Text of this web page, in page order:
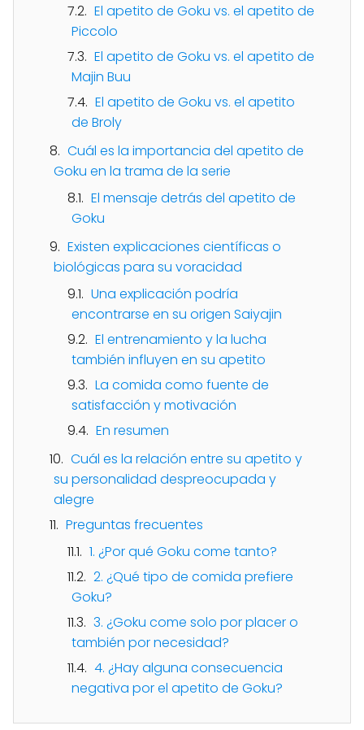
El apetito de Goku vs. el apetito de
Piccolo
El apetito de Goku vs. el apetito de
Majin Buu
El apetito de Goku vs. el apetito
de Broly
Cuál es la importancia del apetito de
Goku en la trama de la serie
El mensaje detrás del apetito de
Goku
Existen explicaciones científicas o
biológicas para su voracidad
Una explicación podría
encontrarse en su origen Saiyajin
El entrenamiento y la lucha
también influyen en su apetito
La comida como fuente de
satisfacción y motivación
En resumen
Cuál es la relación entre su apetito y
su personalidad despreocupada y
alegre
Preguntas frecuentes
1. ¿Por qué Goku come tanto?
2. ¿Qué tipo de comida prefiere
Goku?
3. ¿Goku come solo por placer o
también por necesidad?
4. ¿Hay alguna consecuencia
negativa por el apetito de Goku?